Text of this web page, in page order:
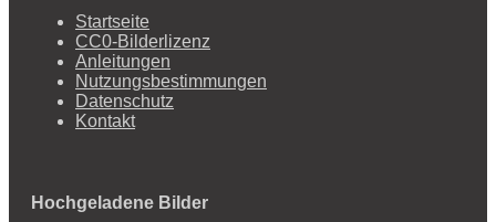
Startseite
CC0-Bilderlizenz
Anleitungen
Nutzungsbestimmungen
Datenschutz
Kontakt
Hochgeladene Bilder